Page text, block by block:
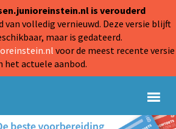
is verouderd
van volledig vernieuwd. Deze versie blijft
maar is gedateerd.
voor de meest recente versie
het actuele aanbod.